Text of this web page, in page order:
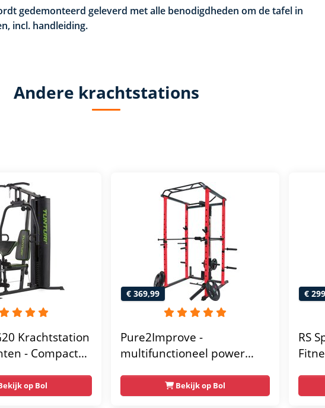
gedemonteerd geleverd met alle benodigdheden om de tafel in
incl. handleiding.
Andere krachtstations
Krachtstation
- Compacte
voor
en
op Bol
€ 369,99
Pure2Improve -
multifunctioneel power
gym - 215x111x142
Bekijk op Bol
€
RS